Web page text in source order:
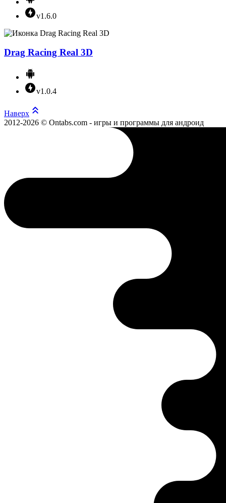
v1.6.0
Drag Racing Real 3D
v1.0.4
Наверх
2012-2026 © Ontabs.com - игры и программы для андроид